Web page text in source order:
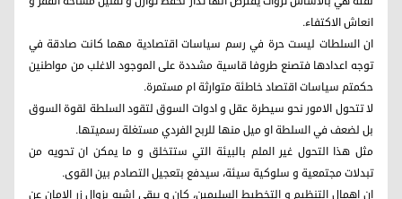
انعاش الاكتفاء.
ان السلطات ليست حرة في رسم سياسات اقتصادية مهما كانت صادقة في
توجه اعدادها فتصنع طروفا قاسية مشددة على الموجود الاغلب من مواطنين
حكمتم سياسات اقتصاد خاطئة متوارثة ام مستمرة.
لا تتحول الامور نحو سيطرة عقل و ادوات السوق لتقود السلطة لقوة السوق
بل لضعف في السلطة او ميل منها للربح الفردي مستغلة رسميتها.
مثل هذا التحول غير الملم بالبيئة التي ستتخلق و ما يمكن ان تحويه من
تبدلات مجتمعية و سلوكية سيئة، سيدفع بتعجيل التصادم بين القوى.